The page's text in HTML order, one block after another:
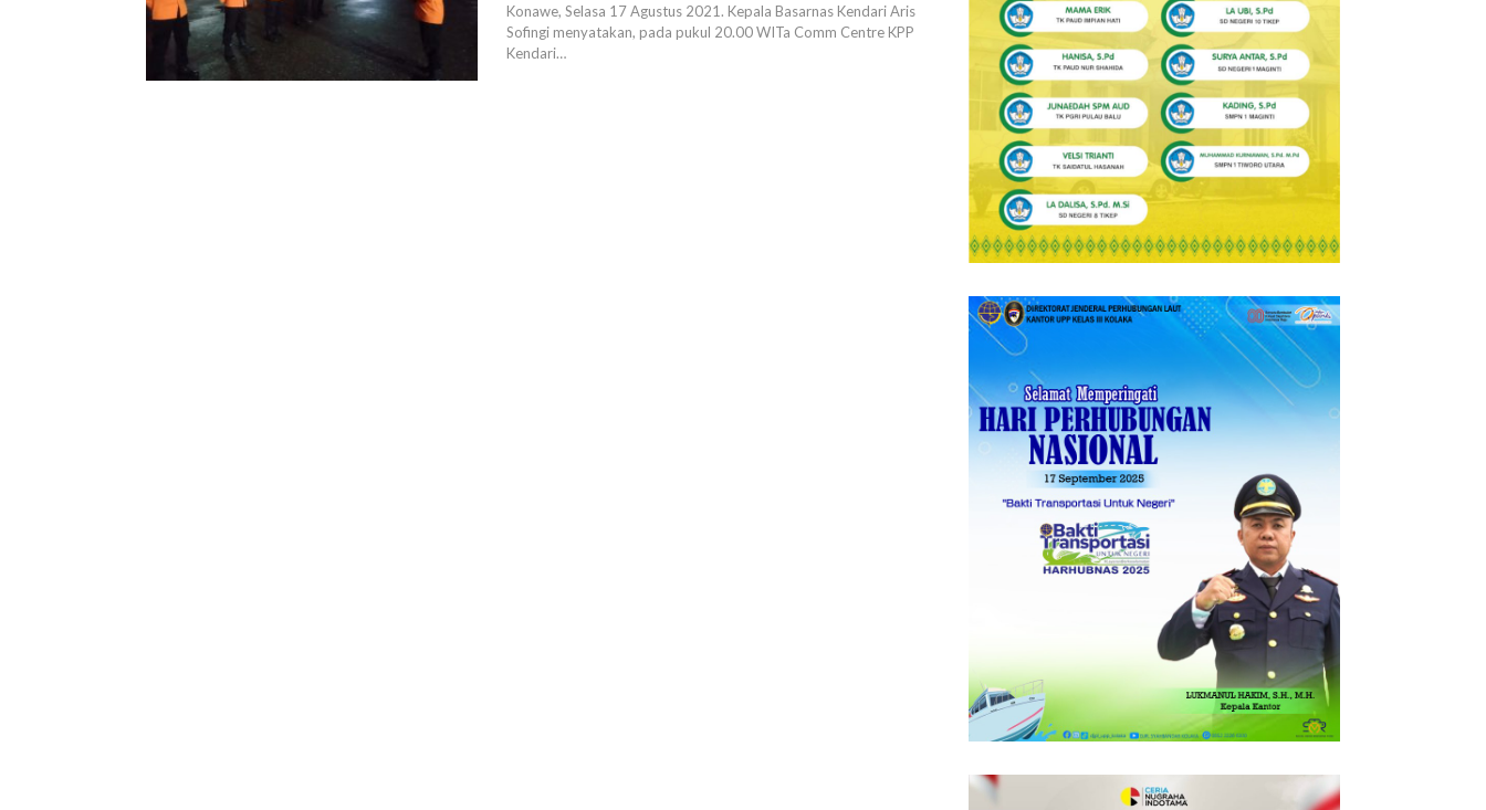
Konawe, Selasa 17 Agustus 2021. Kepala Basarnas Kendari Aris
Sofingi menyatakan, pada pukul 20.00 WITa Comm Centre KPP
Kendari…